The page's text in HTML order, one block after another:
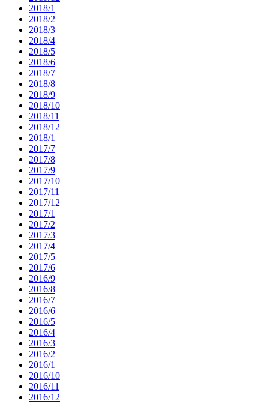
2018/1
2018/2
2018/3
2018/4
2018/5
2018/6
2018/7
2018/8
2018/9
2018/10
2018/11
2018/12
2018/1
2017/7
2017/8
2017/9
2017/10
2017/11
2017/12
2017/1
2017/2
2017/3
2017/4
2017/5
2017/6
2016/9
2016/8
2016/7
2016/6
2016/5
2016/4
2016/3
2016/2
2016/1
2016/10
2016/11
2016/12